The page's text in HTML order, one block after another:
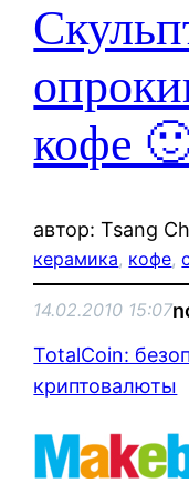
кофе
автор: Tsang
керамика, кофе,
14.02.2010 15:07
TotalCoin:
криптовалюты